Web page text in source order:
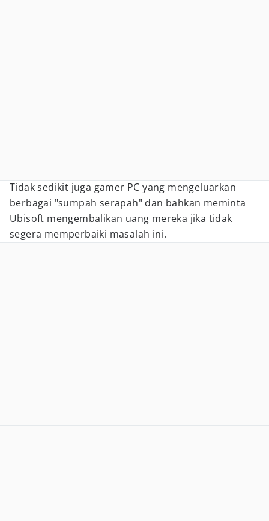
Tidak sedikit juga gamer PC yang mengeluarkan
berbagai "sumpah serapah" dan bahkan meminta
Ubisoft mengembalikan uang mereka jika tidak
segera memperbaiki masalah ini.